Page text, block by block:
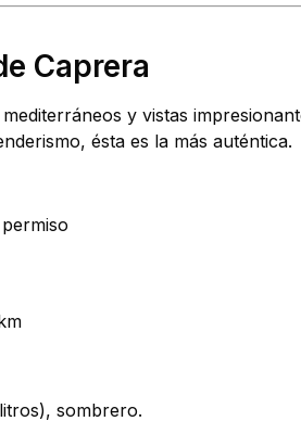
Caprera
y vistas
ésta es la más auténtica.
sombrero.